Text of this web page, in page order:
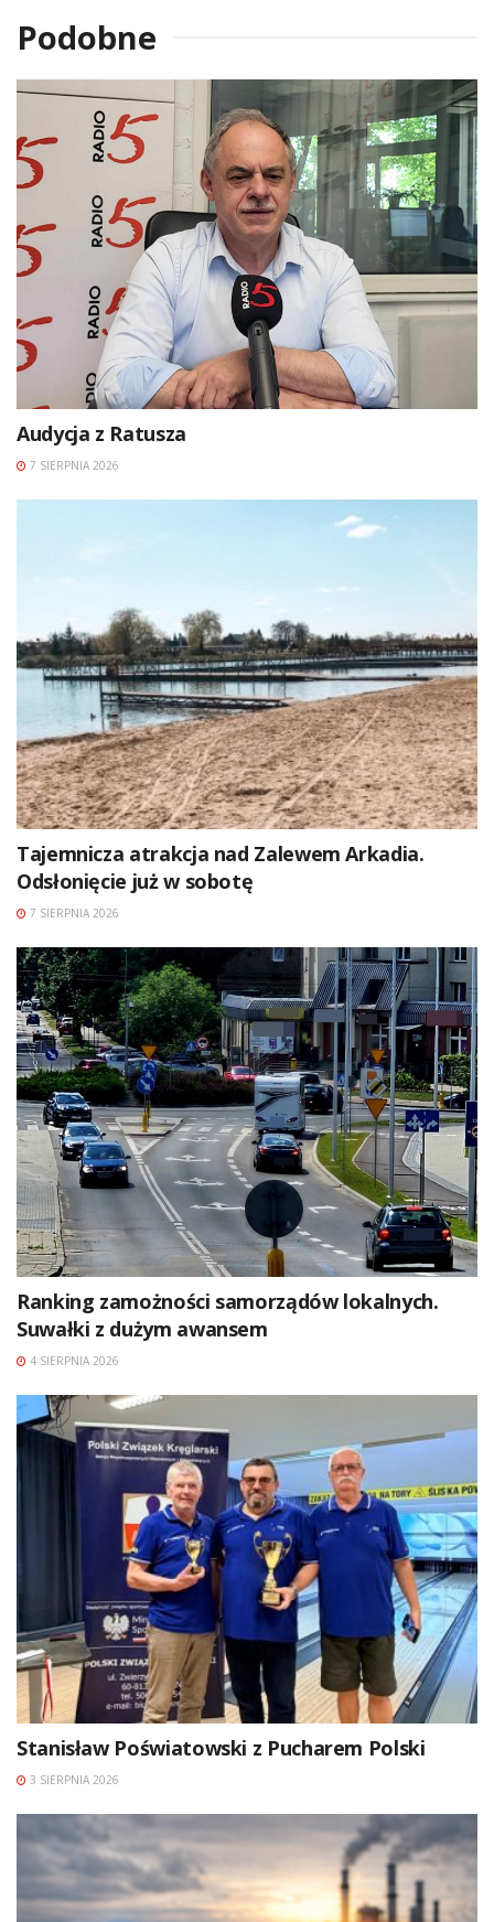
Podobne
Audycja z Ratusza
7 SIERPNIA 2026
Tajemnicza atrakcja nad Zalewem Arkadia.
Odsłonięcie już w sobotę
7 SIERPNIA 2026
Ranking zamożności samorządów lokalnych.
Suwałki z dużym awansem
4 SIERPNIA 2026
Stanisław Poświatowski z Pucharem Polski
3 SIERPNIA 2026